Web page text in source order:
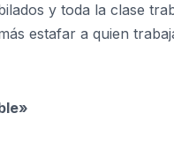
y toda la clase
estafar a quien